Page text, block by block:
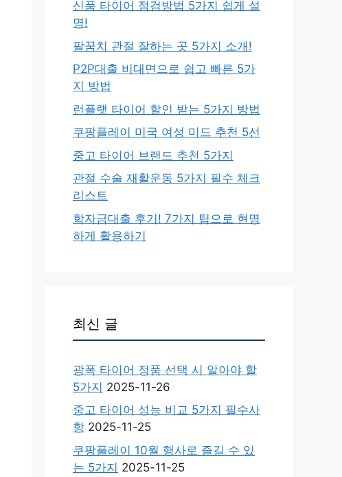
신품 타이어 점검방법 5가지 쉽게 설
명!
팔꿈치 관절 잘하는 곳 5가지 소개!
P2P대출 비대면으로 쉽고 빠른 5가
지 방법
런플랫 타이어 할인 받는 5가지 방법
쿠팡플레이 미국 여성 미드 추천 5선
중고 타이어 브랜드 추천 5가지
관절 수술 재활운동 5가지 필수 체크
리스트
학자금대출 후기! 7가지 팁으로 현명
하게 활용하기
최신 글
광폭 타이어 정품 선택 시 알아야 할
5가지 2025-11-26
중고 타이어 성능 비교 5가지 필수사
항 2025-11-25
쿠팡플레이 10월 행사로 즐길 수 있
는 5가지 2025-11-25